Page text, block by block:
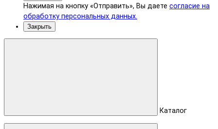
Нажимая на кнопку «Отправить», Вы даете согласие на
обработку персональных данных.
Закрыть
Каталог